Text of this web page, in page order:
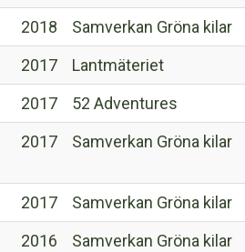
2018 Samverkan Gröna kilar
2017 Lantmäteriet
2017 52 Adventures
2017 Samverkan Gröna kilar
2017 Samverkan Gröna kilar
2016 Samverkan Gröna kilar